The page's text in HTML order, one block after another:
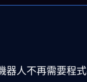
器人不再需要程